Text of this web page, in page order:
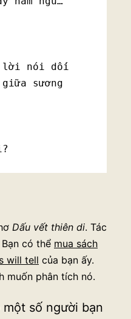
lời nói dối
sương
Dấu vết thiên di. Tác
có thể mua sách
will tell của bạn ấy.
muốn phân tích nó.
số người bạn